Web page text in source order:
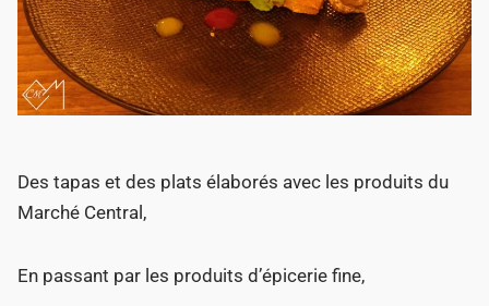
Des tapas et des plats élaborés avec les produits du
Marché Central,
En passant par les produits d’épicerie fine,